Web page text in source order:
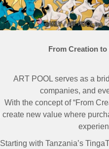
From Creation
ART POOL serves as a
companies, and
With the concept of “From
create new value where
Starting with Tanzania’s